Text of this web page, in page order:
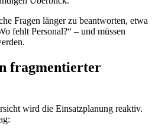
Fragen länger zu beantworten, etwa
fehlt Personal?“ – und müssen
fragmentierter
wird die Einsatzplanung reaktiv.